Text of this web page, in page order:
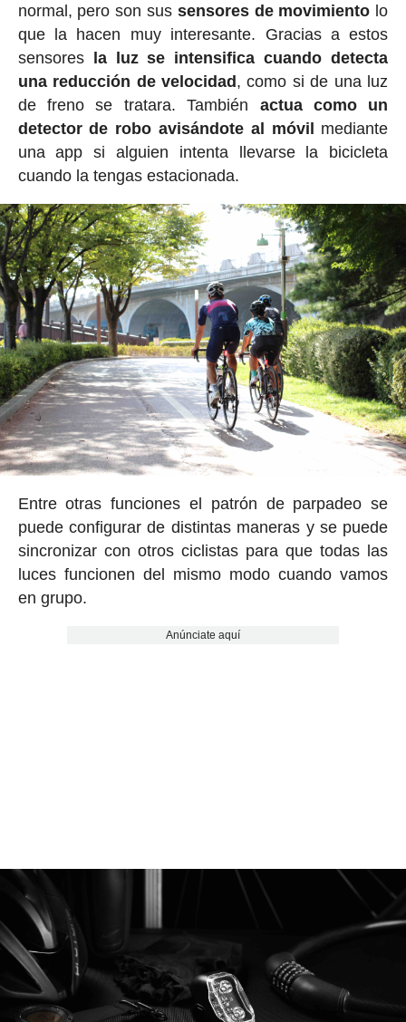
normal, pero son sus sensores de movimiento lo
que la hacen muy interesante. Gracias a estos
sensores la luz se intensifica cuando detecta
una reducción de velocidad, como si de una luz
de freno se tratara. También actua como un
detector de robo avisándote al móvil mediante
una app si alguien intenta llevarse la bicicleta
cuando la tengas estacionada.
Entre otras funciones el patrón de parpadeo se
puede configurar de distintas maneras y se puede
sincronizar con otros ciclistas para que todas las
luces funcionen del mismo modo cuando vamos
en grupo.
Anúnciate aquí